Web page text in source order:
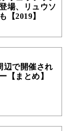
場、リュウソ
【2019】
辺で開催され
【まとめ】